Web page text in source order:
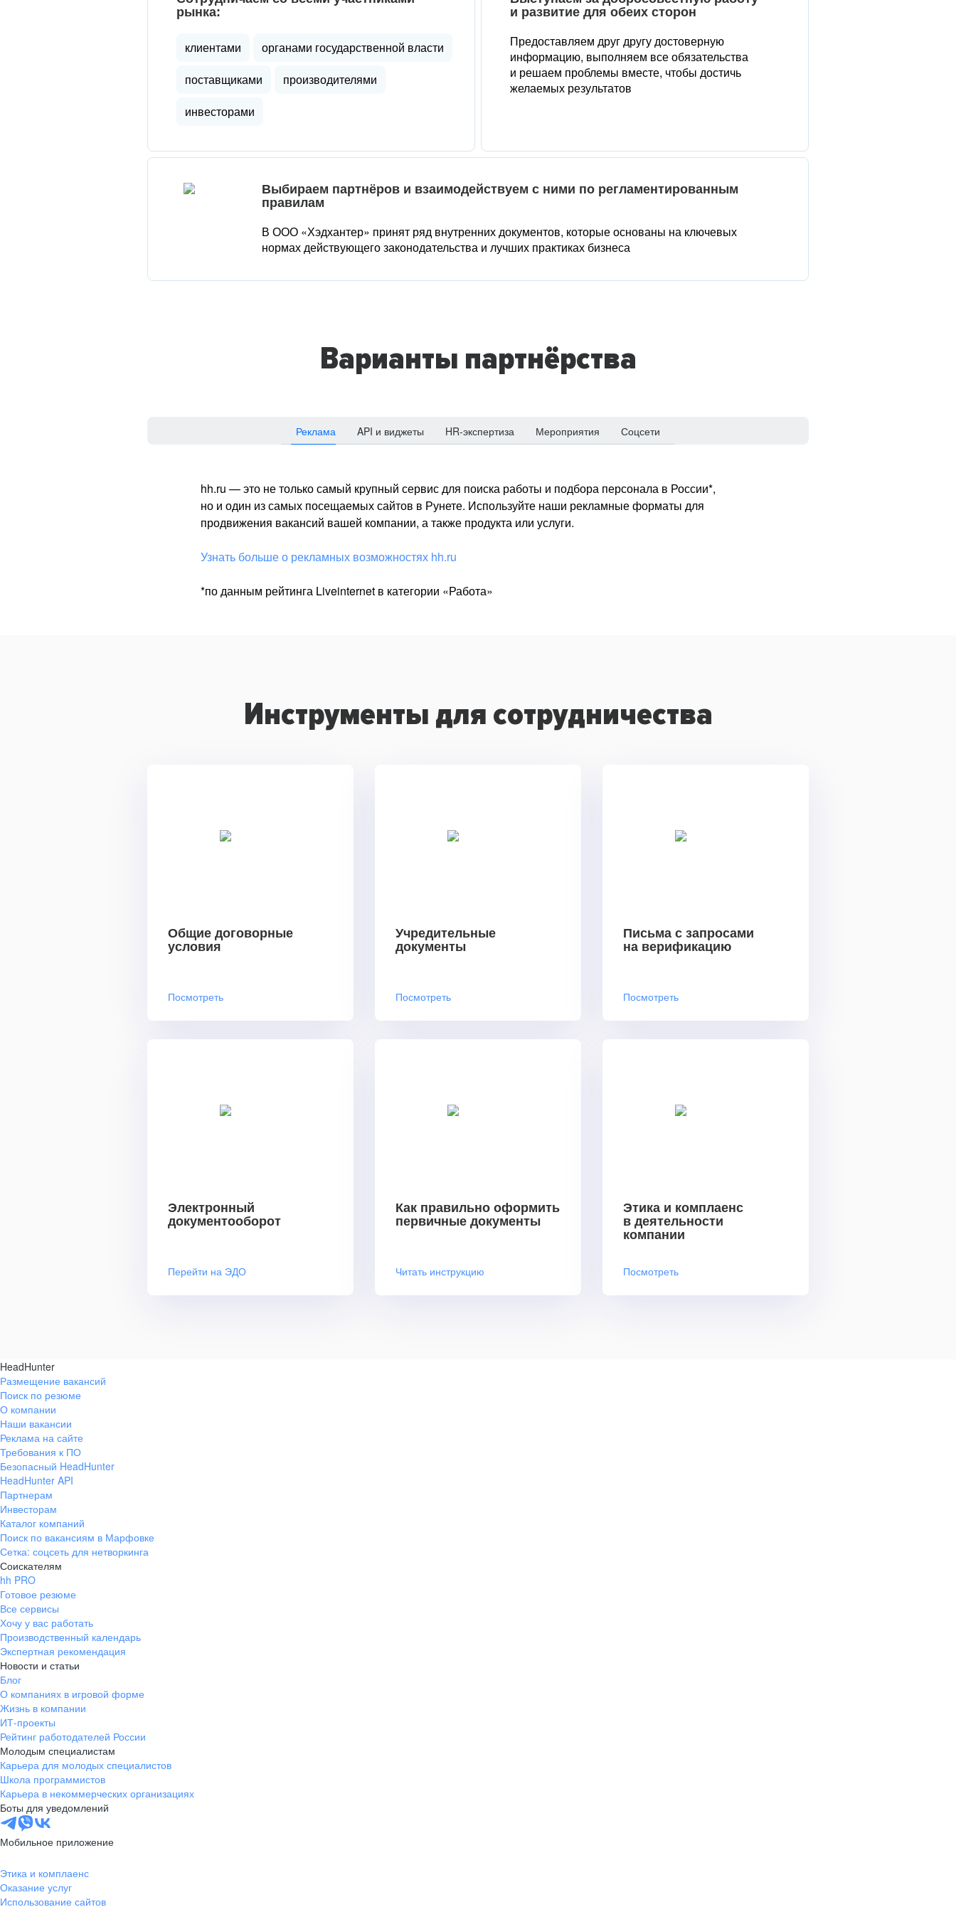
рынка:
клиентами
органами государственной власти
поставщиками
производителями
инвесторами
и развитие для обеих сторон
Предоставляем друг другу достоверную
информацию, выполняем все обязательства
и решаем проблемы вместе, чтобы достичь
желаемых результатов
Выбираем партнёров и взаимодействуем с ними по регламентированным
правилам
В ООО «Хэдхантер» принят ряд внутренних документов, которые основаны на ключевых
нормах действующего законодательства и лучших практиках бизнеса
Варианты партнёрства
Реклама API и виджеты HR-экспертиза Мероприятия Соцсети
hh.ru — это не только самый крупный сервис для поиска работы и подбора персонала в России*,
но и один из самых посещаемых сайтов в Рунете. Используйте наши рекламные форматы для
продвижения вакансий вашей компании, а также продукта или услуги.
Узнать больше о рекламных возможностях hh.ru
*по данным рейтинга Liveinternet в категории «Работа»
Инструменты для сотрудничества
Общие договорные
условия
Посмотреть
Учредительные
документы
Посмотреть
Письма с запросами
на верификацию
Посмотреть
Электронный
документооборот
Перейти на ЭДО
Как правильно оформить
первичные документы
Читать инструкцию
Этика и комплаенс
в деятельности
компании
Посмотреть
HeadHunter
Размещение вакансий
Поиск по резюме
О компании
Наши вакансии
Реклама на сайте
Требования к ПО
Безопасный HeadHunter
HeadHunter API
Партнерам
Инвесторам
Каталог компаний
Поиск по вакансиям в Марфовке
Сетка: соцсеть для нетворкинга
Соискателям
hh PRO
Готовое резюме
Все сервисы
Хочу у вас работать
Производственный календарь
Экспертная рекомендация
Новости и статьи
Блог
О компаниях в игровой форме
Жизнь в компании
ИТ-проекты
Рейтинг работодателей России
Молодым специалистам
Карьера для молодых специалистов
Школа программистов
Карьера в некоммерческих организациях
Боты для уведомлений
Мобильное приложение
Этика и комплаенс
Оказание услуг
Использование сайтов